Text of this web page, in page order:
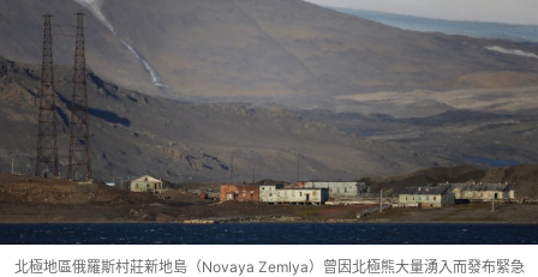
北極地區俄羅斯村莊新地島（Novaya Zemlya）曾因北極熊大量湧入而發布緊急